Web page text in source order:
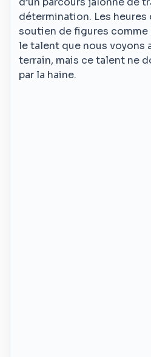
détermination. Les heures
soutien de figures
le talent que nous voyons
terrain, mais ce talent ne
par la haine.